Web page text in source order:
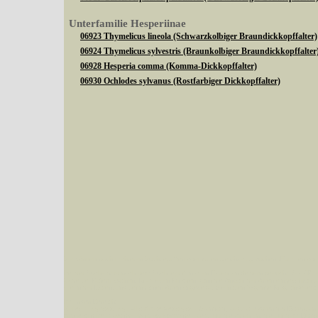
Unterfamilie Hesperiinae
06923 Thymelicus lineola (Schwarzkolbiger Braundickkopffalter)
06924 Thymelicus sylvestris (Braunkolbiger
06928 Hesperia comma (Komma-Dickkopffalter)
06930 Ochlodes sylvanus (Rostfarbiger Dickkopffalter)